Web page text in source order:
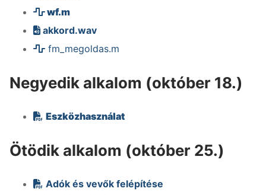
wf.m
akkord.wav
fm_megoldas.m
Negyedik alkalom (október 18.)
Eszközhasználat
Ötödik alkalom (október 25.)
Adók és vevők felépítése